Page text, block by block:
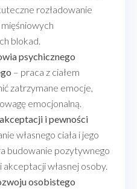
rozładowanie
blokad.
psychicznego
– praca z ciałem
zatrzymane emocje,
emocjonalną.
i pewności
własnego ciała i jego
budowanie pozytywnego
akceptacji własnej osoby.
osobistego